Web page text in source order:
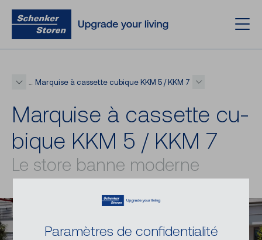
Paramètres de confidentialité
Marquise à cassette cubique KKM 5 / KKM 7
Mar­quise à cas­sette cu­
bique KKM 5 / KKM 7
Le store banne moderne